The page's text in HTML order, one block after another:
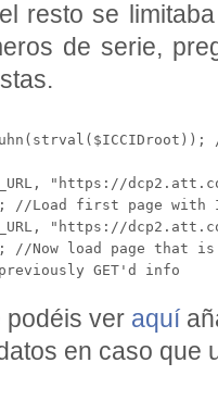
resto se
de serie,
"https://
//Load first page with
"https://
//Now load page that
GET'd info
podéis ver aquí
en caso que